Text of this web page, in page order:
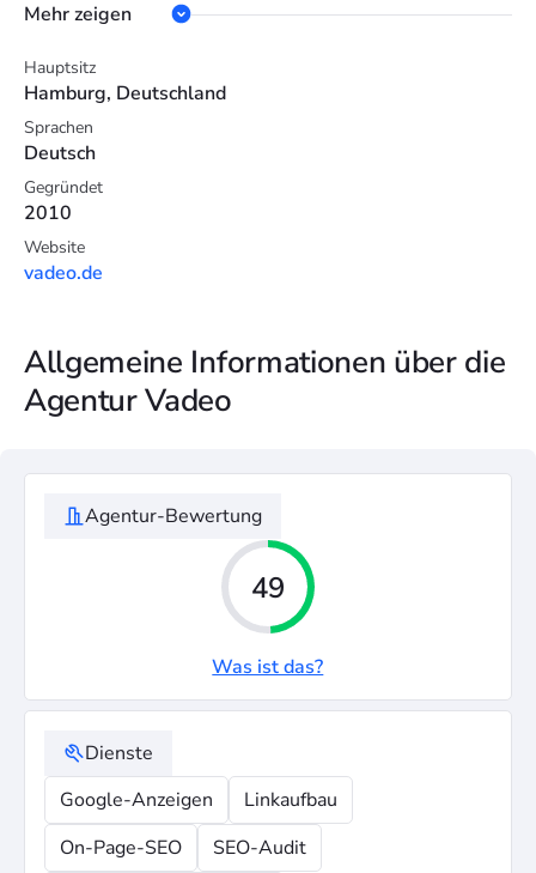
Mehr zeigen
Hauptsitz
Hamburg, Deutschland
Sprachen
Deutsch
Gegründet
2010
Website
vadeo.de
Allgemeine Informationen über die
Agentur Vadeo
Agentur-Bewertung
49
Was ist das?
Dienste
Google-Anzeigen
Linkaufbau
On-Page-SEO
SEO-Audit